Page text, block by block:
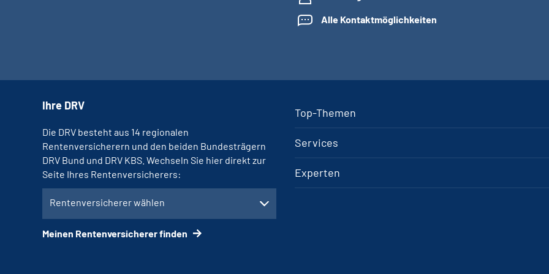
Alle Kontaktmöglichkeiten
Top-Themen
Services
Experten
Ihre DRV
Die DRV besteht aus 14 regionalen
Rentenversicherern und den beiden Bundesträgern
DRV Bund und DRV KBS. Wechseln Sie hier direkt zur
Seite Ihres Rentenversicherers:
Rentenversicherer wählen
Meinen Rentenversicherer finden